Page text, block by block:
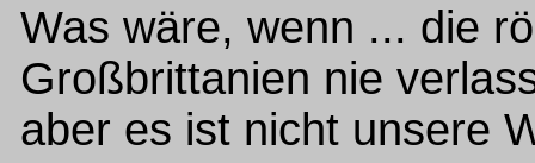
Was wäre, wenn ... die
Großbrittanien nie
aber es ist nicht unsere